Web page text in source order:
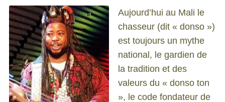
Aujourd’hui au Mali le
chasseur (dit « donso »)
est toujours un mythe
national, le gardien de
la tradition et des
valeurs du « donso ton
», le code fondateur de